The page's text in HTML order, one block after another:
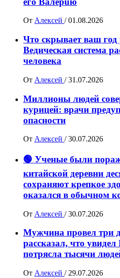
От Алексей / 01.08.2026
Что скрывает ваш год
Ведическая система
человека
От Алексей / 31.07.2026
Миллионы людей
курицей: врачи
опасности
От Алексей / 30.07.2026
🟢 Ученые были
китайской деревни
сохраняют крепкое
оказался в обычном
От Алексей / 30.07.2026
Мужчина провел три
рассказал, что
потрясла тысячи
От Алексей / 29.07.2026